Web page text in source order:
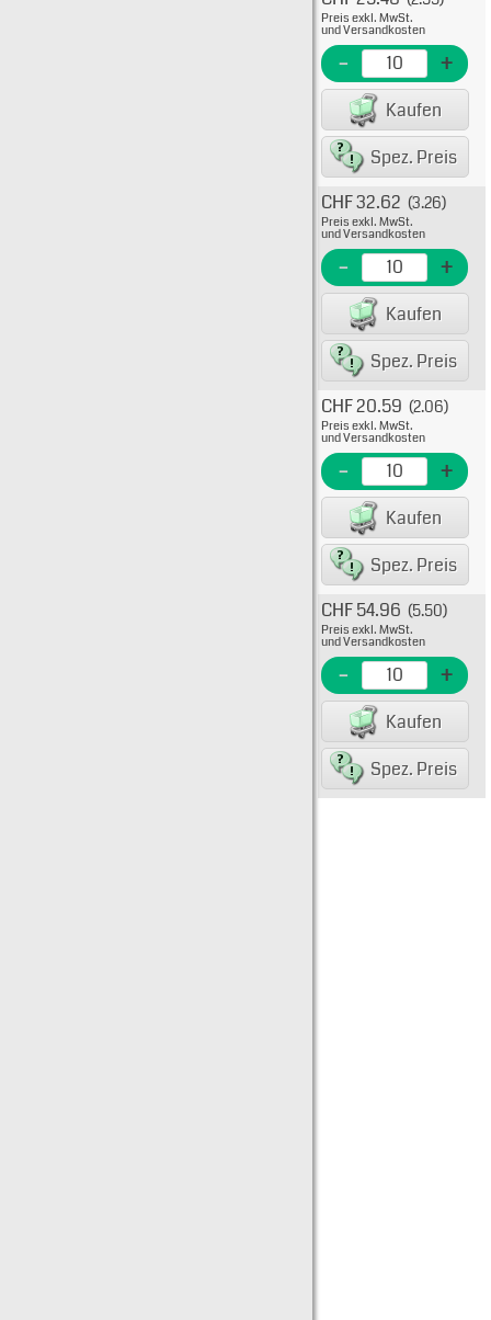
EME
Preis exkl. MwSt.
und Versandkosten
- +
Kaufen
Spez. Preis
Typ:
EME
CHF 32.62 (3.26)
Preis exkl. MwSt.
und Versandkosten
- +
Kaufen
Spez. Preis
Typ:
EME
CHF 20.59 (2.06)
Preis exkl. MwSt.
und Versandkosten
- +
Kaufen
Spez. Preis
Typ:
EME
CHF 54.96 (5.50)
Preis exkl. MwSt.
und Versandkosten
- +
Kaufen
Spez. Preis